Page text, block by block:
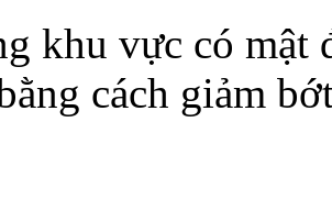
khu vực có mật
cách giảm